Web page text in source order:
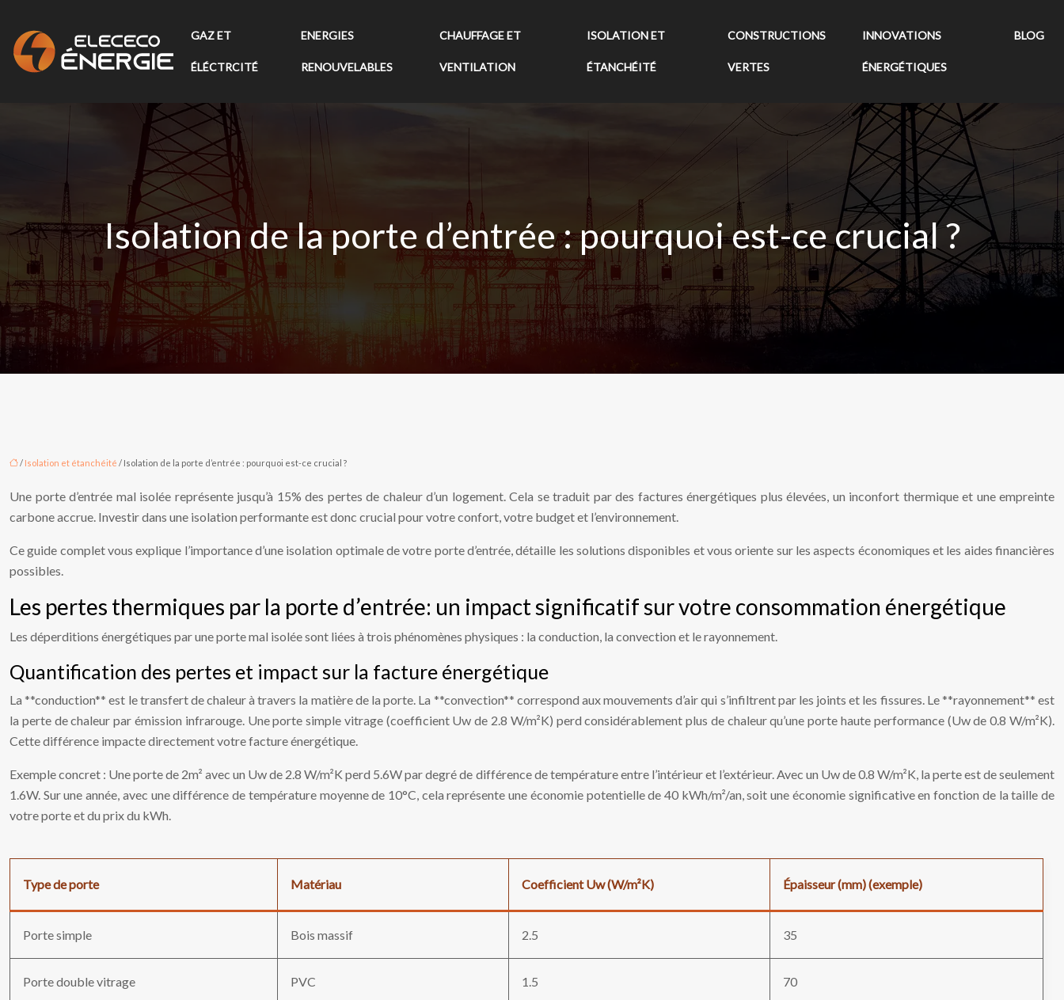
GAZ ET
ÉLÉCTRCITÉ
ENERGIES
RENOUVELABLES
CHAUFFAGE ET
VENTILATION
ISOLATION ET
ÉTANCHÉITÉ
CONSTRUCTIONS
VERTES
INNOVATIONS
ÉNERGÉTIQUES
BLOG
Isolation de la porte d’entrée : pourquoi est-ce crucial ?
/ Isolation et étanchéité / Isolation de la porte d’entrée : pourquoi est-ce crucial ?
Une porte d’entrée mal isolée représente jusqu’à 15% des pertes de chaleur d’un logement. Cela se traduit par des factures énergétiques plus élevées, un inconfort thermique et une empreinte
carbone accrue. Investir dans une isolation performante est donc crucial pour votre confort, votre budget et l’environnement.
Ce guide complet vous explique l’importance d’une isolation optimale de votre porte d’entrée, détaille les solutions disponibles et vous oriente sur les aspects économiques et les aides financières
possibles.
Les pertes thermiques par la porte d’entrée: un impact significatif sur votre consommation énergétique
Les déperditions énergétiques par une porte mal isolée sont liées à trois phénomènes physiques : la conduction, la convection et le rayonnement.
Quantification des pertes et impact sur la facture énergétique
La **conduction** est le transfert de chaleur à travers la matière de la porte. La **convection** correspond aux mouvements d’air qui s’infiltrent par les joints et les fissures. Le **rayonnement** est
la perte de chaleur par émission infrarouge. Une porte simple vitrage (coefficient Uw de 2.8 W/m²K) perd considérablement plus de chaleur qu’une porte haute performance (Uw de 0.8 W/m²K).
Cette différence impacte directement votre facture énergétique.
Exemple concret : Une porte de 2m² avec un Uw de 2.8 W/m²K perd 5.6W par degré de différence de température entre l’intérieur et l’extérieur. Avec un Uw de 0.8 W/m²K, la perte est de seulement
1.6W. Sur une année, avec une différence de température moyenne de 10°C, cela représente une économie potentielle de 40 kWh/m²/an, soit une économie significative en fonction de la taille de
votre porte et du prix du kWh.
Type de porte Matériau Coefficient Uw (W/m²K) Épaisseur (mm) (exemple)
Porte simple Bois massif 2.5 35
Porte double vitrage PVC 1.5 70